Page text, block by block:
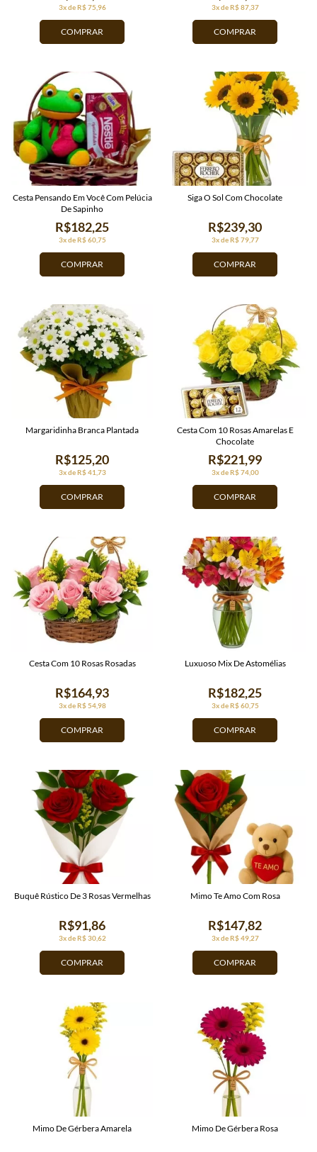
COMPRAR
3x de R$ 75,96
COMPRAR
3x de R$ 87,37
COMPRAR
3x de R$ 60,75
R$182,25
Cesta Pensando Em Você Com Pelúcia
De Sapinho
COMPRAR
3x de R$ 79,77
R$239,30
Siga O Sol Com Chocolate
COMPRAR
3x de R$ 41,73
R$125,20
Margaridinha Branca Plantada
COMPRAR
3x de R$ 74,00
R$221,99
Cesta Com 10 Rosas Amarelas E
Chocolate
COMPRAR
3x de R$ 54,98
R$164,93
Cesta Com 10 Rosas Rosadas
COMPRAR
3x de R$ 60,75
R$182,25
Luxuoso Mix De Astomélias
COMPRAR
3x de R$ 30,62
R$91,86
Buquê Rústico De 3 Rosas Vermelhas
COMPRAR
3x de R$ 49,27
R$147,82
Mimo Te Amo Com Rosa
Mimo De Gérbera Amarela Mimo De Gérbera Rosa